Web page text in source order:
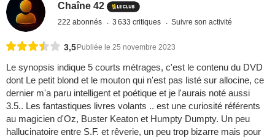
Chaîne 42
222 abonnés 3 633 critiques Suivre son activité
3,5Publiée le 25 novembre 2023
Le synopsis indique 5 courts métrages, c'est le contenu du DVD
dont Le petit blond et le mouton qui n'est pas listé sur allocine, ce
dernier m'a paru intelligent et poétique et je l'aurais noté aussi
3.5.. Les fantastiques livres volants .. est une curiosité référents
au magicien d'Oz, Buster Keaton et Humpty Dumpty. Un peu
hallucinatoire entre S.F. et rêverie, un peu trop bizarre mais pour